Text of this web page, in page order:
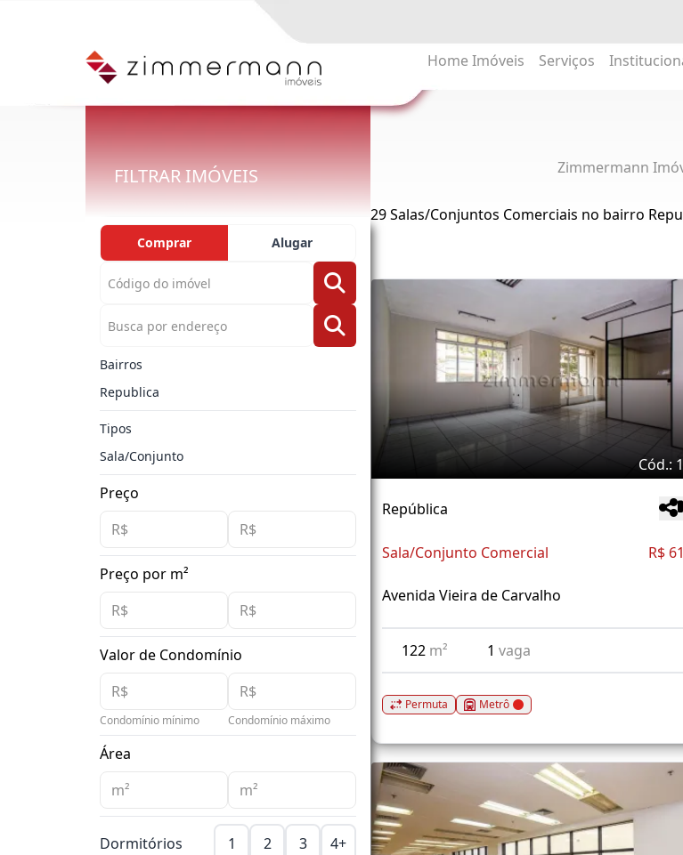
Home Imóveis Serviços
FILTRAR IMÓVEIS
Comprar Alugar
Bairros
Republica
Tipos
Sala/Conjunto
Preço
Preço por m²
Valor de Condomínio
Condomínio mínimo Condomínio máximo
Área
Dormitórios 1 2 3 4+
Zimmermann
29 Salas/Conjuntos Comerciais no bairro
Cód.:
República
Sala/Conjunto Comercial R$
Avenida Vieira de Carvalho
122 m² 1 vaga
Permuta Metrô